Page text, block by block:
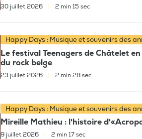
30 juillet 2026 2 min 15 sec
Happy Days : Musique et souvenirs des
Le festival Teenagers de Châtelet
du rock belge
23 juillet 2026 2 min 28 sec
Happy Days : Musique et souvenirs des
Mireille Mathieu : l'histoire
9 juillet 2026 | 2 min 17 sec